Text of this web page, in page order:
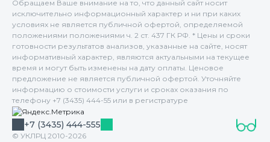
Обращаем Ваше внимание на то, что данный сайт носит
исключительно информационный характер и ни при каких
условиях не является публичной офертой, определяемой
положениями положениями ч. 2 ст. 437 ГК РФ. * Цены и сроки
готовности результатов анализов, указанные на сайте, носят
информативный характер, являются актуальными на текущее
время и могут быть изменены на дату оплаты. Ценовое
предложение не является публичной офертой. Уточняйте
информацию о стоимости услуги и сроках оказания по
телефону +7 (3435) 444-55 или в регистратуре
+7 (3435) 444-555
© УКЛРЦ 2010-2026